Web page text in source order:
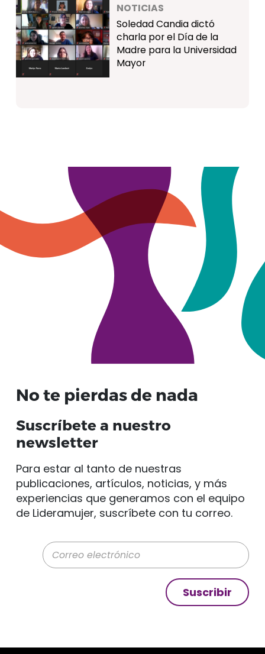
NOTICIAS
Soledad Candia dictó
charla por el Día de la
Madre para la Universidad
Mayor
No te pierdas de nada
Suscríbete a nuestro
newsletter
Para estar al tanto de nuestras
publicaciones, artículos, noticias, y más
experiencias que generamos con el equipo
de Lideramujer, suscríbete con tu correo.
Correo electrónico
Suscribir